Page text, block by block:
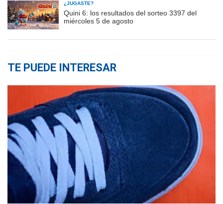
¿JUGASTE?
Quini 6: los resultados del sorteo 3397 del
miércoles 5 de agosto
TE PUEDE INTERESAR